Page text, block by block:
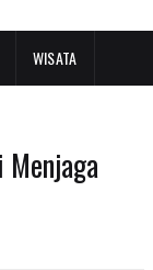
WISATA
Menjaga